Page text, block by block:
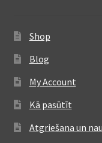
Shop
Blog
My Account
Kā pasūtīt
Atgriešana un